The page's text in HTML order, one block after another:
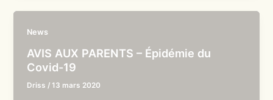
News
AVIS AUX PARENTS – Épidémie du
Covid-19
Driss /13 mars 2020